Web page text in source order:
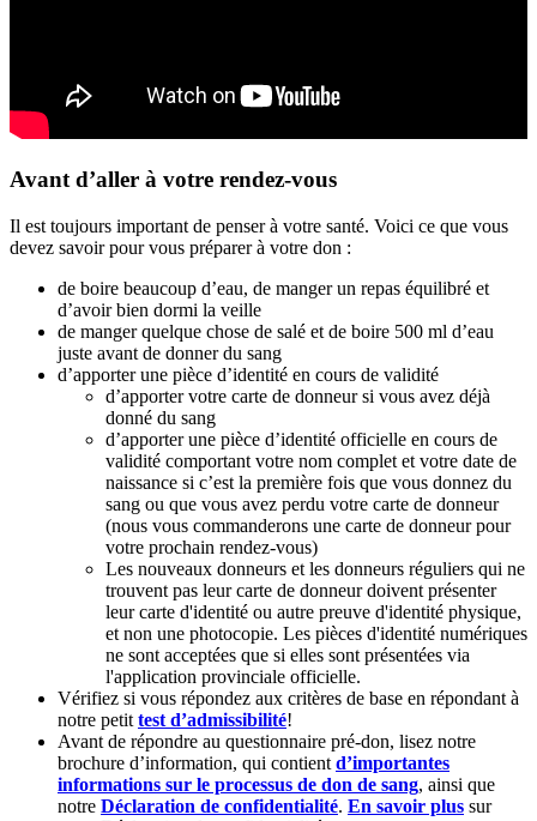
Avant d’aller à votre rendez-vous
Il est toujours important de penser à votre santé. Voici ce que vous
devez savoir pour vous préparer à votre don :
de boire beaucoup d’eau, de manger un repas équilibré et
d’avoir bien dormi la veille
de manger quelque chose de salé et de boire 500 ml d’eau
juste avant de donner du sang
d’apporter une pièce d’identité en cours de validité
d’apporter votre carte de donneur si vous avez déjà
donné du sang
d’apporter une pièce d’identité officielle en cours de
validité comportant votre nom complet et votre date de
naissance si c’est la première fois que vous donnez du
sang ou que vous avez perdu votre carte de donneur
(nous vous commanderons une carte de donneur pour
votre prochain rendez-vous)
Les nouveaux donneurs et les donneurs réguliers qui ne
trouvent pas leur carte de donneur doivent présenter
leur carte d'identité ou autre preuve d'identité physique,
et non une photocopie. Les pièces d'identité numériques
ne sont acceptées que si elles sont présentées via
l'application provinciale officielle.
Vérifiez si vous répondez aux critères de base en répondant à
notre petit test d’admissibilité!
Avant de répondre au questionnaire pré-don, lisez notre
brochure d’information, qui contient d’importantes
informations sur le processus de don de sang, ainsi que
notre Déclaration de confidentialité. En savoir plus sur